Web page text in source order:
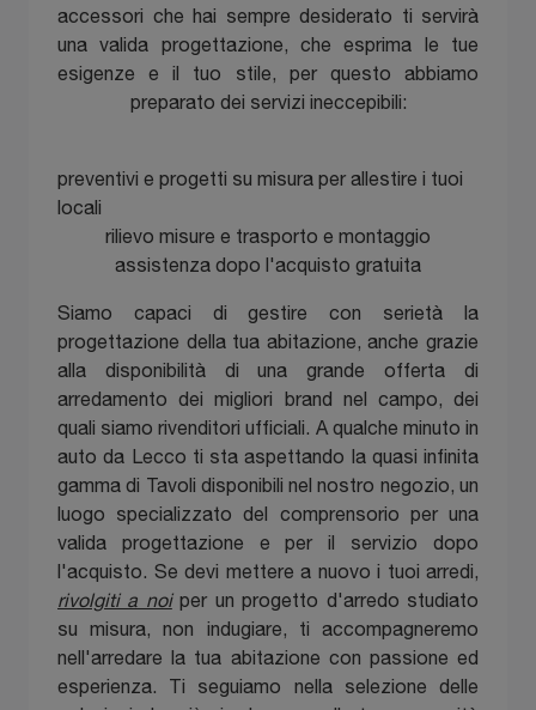
accessori che hai sempre desiderato ti servirà
una valida progettazione, che esprima le tue
esigenze e il tuo stile, per questo abbiamo
preparato dei servizi ineccepibili:
preventivi e progetti su misura per allestire i tuoi
locali
rilievo misure e trasporto e montaggio
assistenza dopo l'acquisto gratuita
Siamo capaci di gestire con serietà la
progettazione della tua abitazione, anche grazie
alla disponibilità di una grande offerta di
arredamento dei migliori brand nel campo, dei
quali siamo rivenditori ufficiali. A qualche minuto in
auto da Lecco ti sta aspettando la quasi infinita
gamma di Tavoli disponibili nel nostro negozio, un
luogo specializzato del comprensorio per una
valida progettazione e per il servizio dopo
l'acquisto. Se devi mettere a nuovo i tuoi arredi,
rivolgiti a noiper un progetto d'arredo studiato
su misura, non indugiare, ti accompagneremo
nell'arredare la tua abitazione con passione ed
esperienza. Ti seguiamo nella selezione delle